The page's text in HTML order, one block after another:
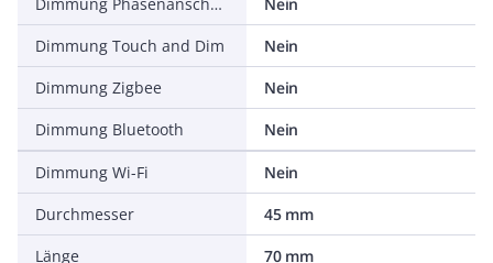
Dimmung Touch and Dim
Nein
Dimmung Zigbee
Nein
Dimmung Bluetooth
Nein
Dimmung Wi-Fi
Nein
Durchmesser
45 mm
Länge
70 mm